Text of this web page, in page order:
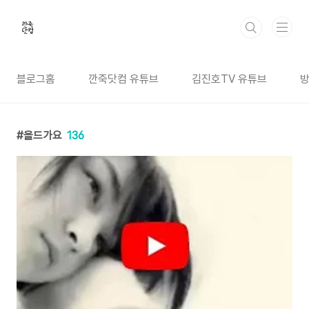
블로그홈 깐죽닷컴 유튜브 김진호TV 유튜브
올드가요 136